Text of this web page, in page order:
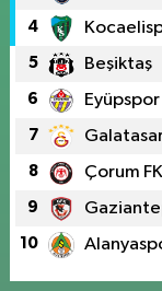
4
5 Beşiktaş
6 Eyüpspor
7
8 Çorum FK
9
10